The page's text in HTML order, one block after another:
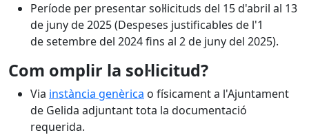
Període per presentar sol·licituds del 15 d'abril al 13
de juny de 2025 (Despeses justificables de l'1
de setembre del 2024 fins al 2 de juny del 2025).
Com omplir la sol·licitud?
Via instància genèrica o físicament a l'Ajuntament
de Gelida adjuntant tota la documentació
requerida.